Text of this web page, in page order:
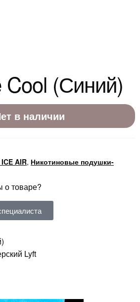
Cool (Синий)
в наличии
AIR, Никотиновые подушки-
о товаре?
Lyft